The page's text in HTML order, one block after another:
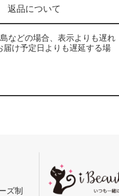
返品について
などの場合、表示よりも遅れ
け予定日よりも遅延する場
ズ制